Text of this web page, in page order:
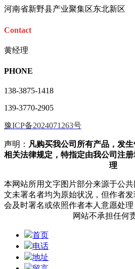
河南省新野县产业聚集区东北新区
Contact
黄经理
PHONE
138-3875-1418
139-3770-2905
豫ICP备2024071263号
声明： 凡购买我公司所有产品，发
相关法律规定，特指定由我公司注
理
本网站所用文字图片部分来源于公
文未署名者均为原始状况，但作者
会及时署名或依照作者本人意愿处
网站不承担任何
首页
电话
地址